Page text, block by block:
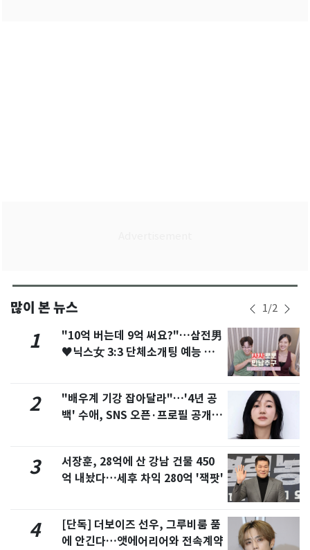
많이 본 뉴스 1/2
1
"10억 버는데 9억 써요?"…삼전男
♥닉스女 3:3 단체소개팅 예능 화
2
"배우계 기강 잡아달라"…'4년 공
백' 수애, SNS 오픈·프로필 공개
3
서장훈, 28억에 산 강남 건물 450
억 내놨다…세후 차익 280억 '잭팟'
4
[단독] 더보이즈 선우, 그루비룸 품
에 안긴다…앳에어리어와 전속계약